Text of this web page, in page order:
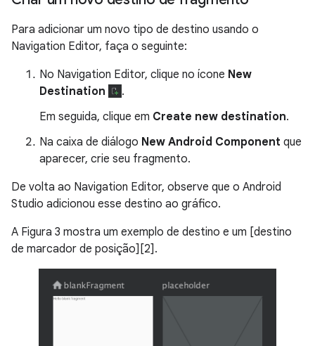
Para adicionar um novo tipo de destino usando o
Navigation Editor, faça o seguinte:
No Navigation Editor, clique no ícone New
Destination
.
Em seguida, clique em Create new destination.
Na caixa de diálogo New Android Component que
aparecer, crie seu fragmento.
De volta ao Navigation Editor, observe que o Android
Studio adicionou esse destino ao gráfico.
A Figura 3 mostra um exemplo de destino e um [destino
de marcador de posição][2].